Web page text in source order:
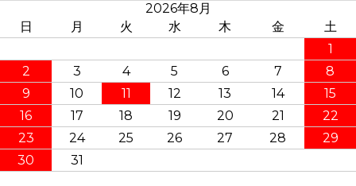
2026年8月
日
月 火 水 木 金
土
1
2
3 4 5 6 7
8
9
10 11 12 13 14
15
16
17 18 19 20 21
22
23
24 25 26 27 28
29
30
31